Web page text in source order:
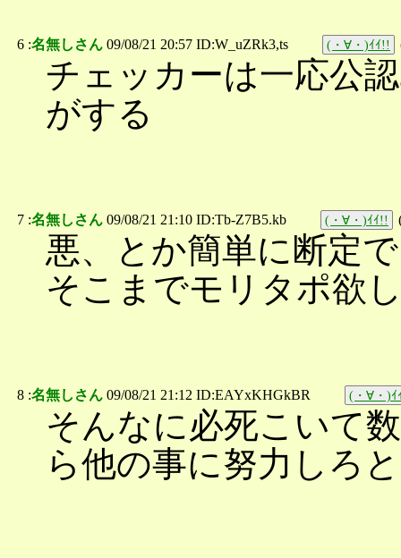
6 :名無しさん 09/08/21 20:57 ID:W_uZRk3,ts (・∀・)ｲｲ!!
チェッカーは一応公
がする
7 :名無しさん 09/08/21 21:10 ID:Tb-Z7B5.kb (・∀・)ｲｲ!!
悪、とか簡単に断定
そこまでモリタポ欲
8 :名無しさん 09/08/21 21:12 ID:EAYxKHGkBR (・∀・)ｲ
そんなに必死こいて
ら他の事に努力しろ